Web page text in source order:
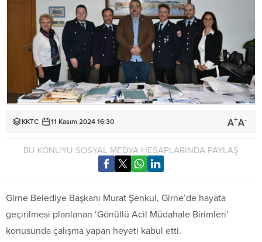
KKTC 11 Kasım 2024 16:30 A+A-
BU KONUYU SOSYAL MEDYA HESAPLARINDA PAYLAŞ
Girne Belediye Başkanı Murat Şenkul, Girne’de hayata
geçirilmesi planlanan ‘Gönüllü Acil Müdahale Birimleri’
konusunda çalışma yapan heyeti kabul etti.